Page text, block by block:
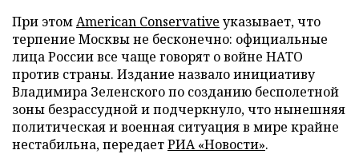
При этомAmerican Conservative указывает, что
терпение Москвы не бесконечно: официальные
лица России все чаще говорят о войне НАТО
против страны. Издание назвало инициативу
Владимира Зеленского по созданию бесполетной
зоны безрассудной и подчеркнуло, что нынешняя
политическая и военная ситуация в мире крайне
нестабильна, передаетРИА «Новости».